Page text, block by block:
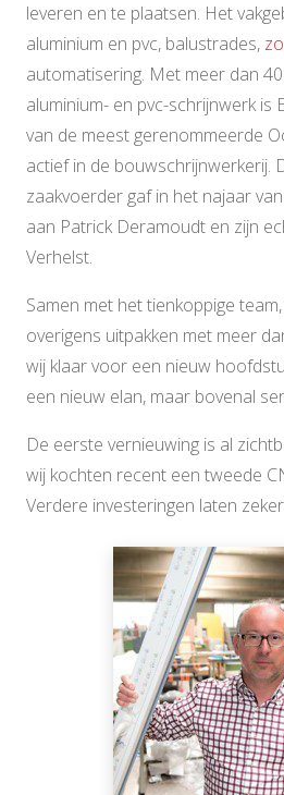
leveren en te plaatsen. Het
aluminium en pvc, balustrades,
automatisering. Met meer dan
aluminium- en pvc-schrijnwerk is
van de meest gerenommeerde
actief in de bouwschrijnwerkerij.
zaakvoerder gaf in het najaar
aan Patrick Deramoudt en zijn
Verhelst.
Samen met het tienkoppige
overigens uitpakken met meer
wij klaar voor een nieuw
een nieuw elan, maar bovenal
De eerste vernieuwing is al
wij kochten recent een tweede
Verdere investeringen laten